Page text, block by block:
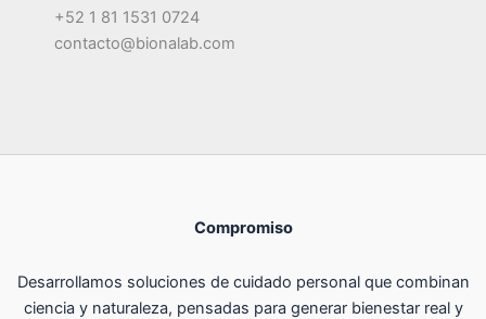
+52 1 81 1531 0724
contacto@bionalab.com
Compromiso
Desarrollamos soluciones de cuidado personal que combinan
ciencia y naturaleza, pensadas para generar bienestar real y